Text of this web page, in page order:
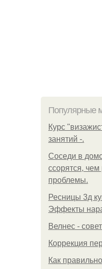
Популярные
Курс
занятий -.
Соседи в
ссорятся,
проблемы.
Ресницы 3д
Эффекты
Велнес -
Коррекция
Как